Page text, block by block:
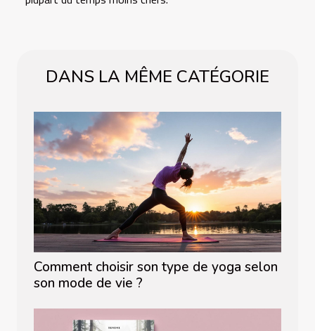
DANS LA MÊME CATÉGORIE
Comment choisir son type de yoga selon
son mode de vie ?